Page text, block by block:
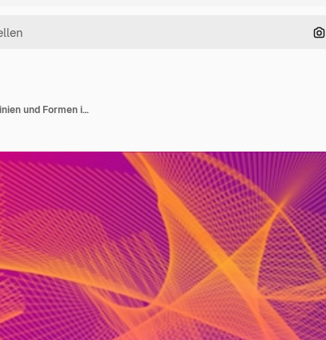
Abstrakt Lila und Pink Waves Hintergrund mit lebendigen Linien und Formen in einer dynamischen bildenden Kunst